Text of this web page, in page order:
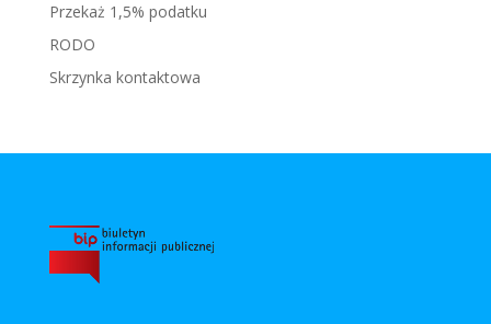
Przekaż 1,5% podatku
RODO
Skrzynka kontaktowa